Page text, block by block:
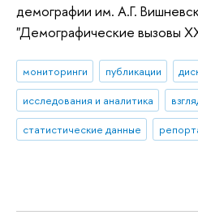
демографии им. А.Г.
"Демографические вызовы
мониторинги публикации
исследования и аналитика
статистические данные